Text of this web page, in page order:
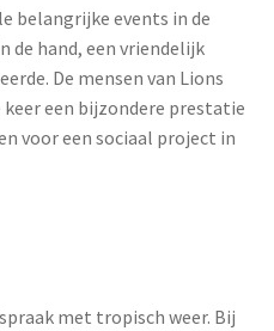
belangrijke events in de
de hand, een vriendelijk
De mensen van Lions
een bijzondere prestatie
voor een sociaal project in
met tropisch weer. Bij